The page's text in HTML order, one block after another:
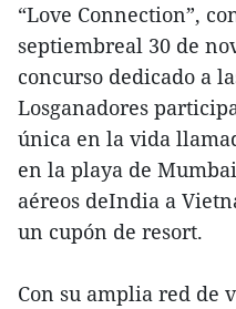
“Love Connection”,
septiembreal 30 de
concurso dedicado a
Losganadores
única en la vida
en la playa de
aéreos deIndia a
un cupón de resort.
Con su amplia red de